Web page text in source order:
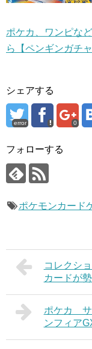
ポケカ、ワンピな
ら【ペンギンガチャ
シェアする
error 0
フォローする
ポケモンカード
コレクシ
カードが
ポケカ サ
ンフィア